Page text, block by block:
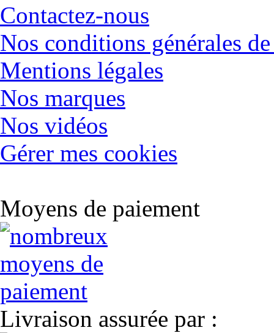
Contactez-nous
Nos conditions générales
Mentions légales
Nos marques
Nos vidéos
Gérer mes cookies
Moyens de paiement
Livraison assurée par :